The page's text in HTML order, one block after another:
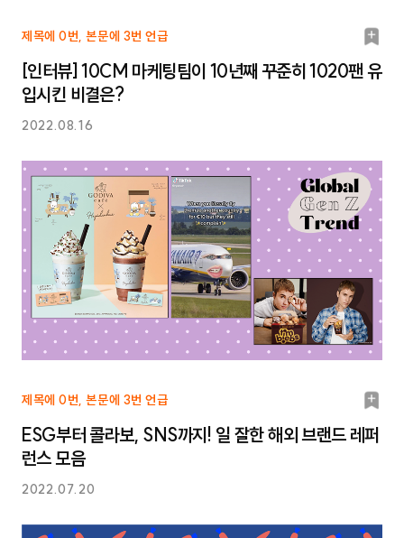
제목에 0번, 본문에 3번 언급
북
마
[인터뷰] 10CM 마케팅팀이 10년째 꾸준히 1020팬 유
입시킨 비결은?
2022.08.16
제목에 0번, 본문에 3번 언급
북
마
ESG부터 콜라보, SNS까지! 일 잘한 해외 브랜드 레퍼
런스 모음
2022.07.20